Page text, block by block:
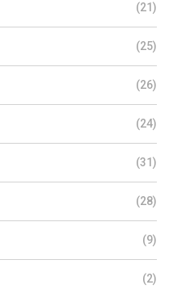
(21)
(25)
(26)
(24)
(31)
(28)
(9)
(2)